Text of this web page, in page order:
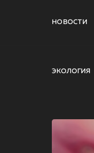
НОВОСТИ
ЭКОЛОГИЯ